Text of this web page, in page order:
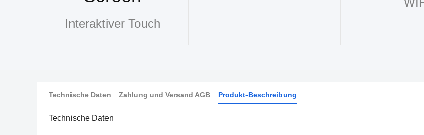
Interaktiver Touch
Technische Daten Zahlung und Versand AGB Produkt-Beschreibung
Technische Daten